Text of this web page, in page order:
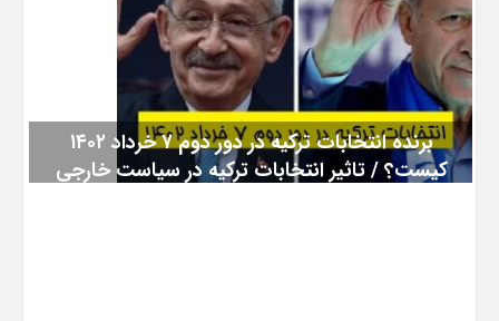
دارد؟ نمایندگی ایران در سازمان ملل متحد روز پنجشنبه به وقت محلی
تصریح کرد: " هیچ توافق موقتی به جایگزینی برجام وجود ندارد و در
دستور کار نیست. " تارنمای میدل ایست آی با استناد به دو منبع که
نام آن‌ها را افشا نکرده بود، مدعی شده بود که ایران
برنده انتخابات ترکیه در دور دوم ۷ خرداد ۱۴۰۲
کیست؟ / تاثیر انتخابات ترکیه در سیاست خارجی